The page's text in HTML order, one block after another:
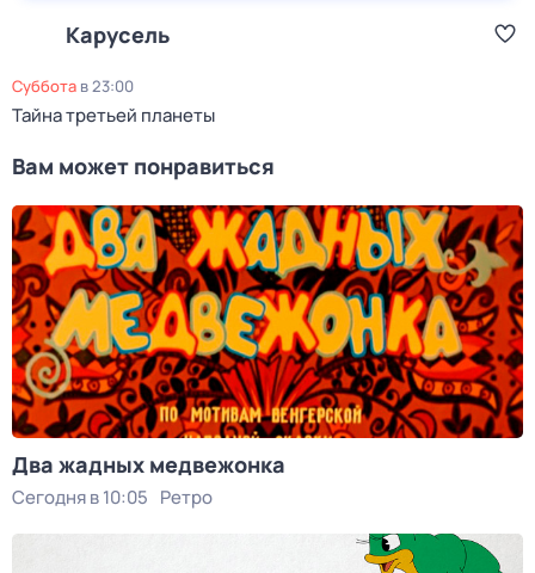
Карусель
суббота в23:00
Тайна третьей планеты
Вам может понравиться
Два жадных медвежонка
Сегодня в 10:05 Ретро